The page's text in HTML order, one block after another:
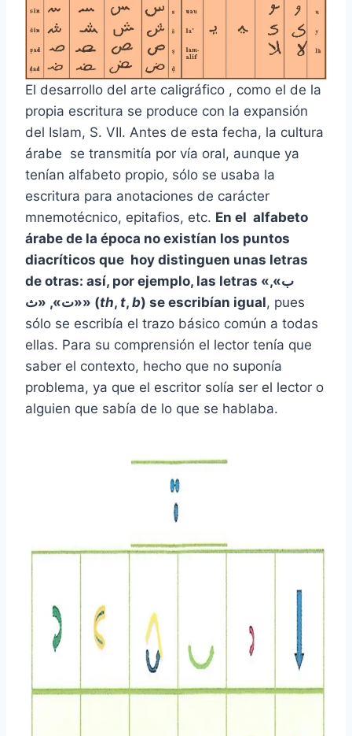
El desarrollo del arte caligráfico , como el de la
propia escritura se produce con la expansión
del Islam, S. VII. Antes de esta fecha, la cultura
árabe se transmitía por vía oral, aunque ya
tenían alfabeto propio, sólo se usaba la
escritura para anotaciones de carácter
mnemotécnico, epitafios, etc. En el alfabeto
árabe de la época no existían los puntos
diacríticos que hoy distinguen unas letras
de otras: así, por ejemplo, las letras «ب»,
«ت», «ث» (th, t, b) se escribían igual, pues
sólo se escribía el trazo básico común a todas
ellas. Para su comprensión el lector tenía que
saber el contexto, hecho que no suponía
problema, ya que el escritor solía ser el lector o
alguien que sabía de lo que se hablaba.